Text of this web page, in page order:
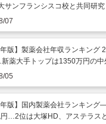
サンフランシスコ校と共同研
ースまとめ読み（2026年8月7日
07
年版】製薬会社年収ランキング
薬大手トップは1350万円の中
05
年版】国内製薬会社ランキング
…2位は大塚HD、アステラス